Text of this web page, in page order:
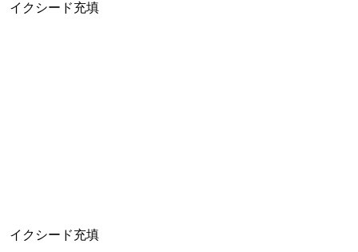
イクシード充填
イクシード充填